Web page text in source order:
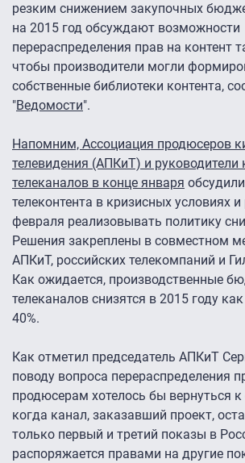
резким снижением закупочных
на 2015 год обсуждают возможности
перераспределения прав на контент
чтобы производители могли
собственные библиотеки контента,
"Ведомости".
Напомним, Ассоциация продюсеров
телевидения (АПКиТ) и руководители
телеканалов в конце января
телеконтента в кризисных условиях
февраля реализовывать политику
Решения закреплены в совместном
АПКиТ, российских телекомпаний и
Как ожидается, производственные
телеканалов снизятся в 2015 году
40%.
Как отметил председатель АПКиТ
поводу вопроса перераспределения
продюсерам хотелось бы вернуться к
когда канал, заказавший проект,
только первый и третий показы в
распоряжается правами на другие